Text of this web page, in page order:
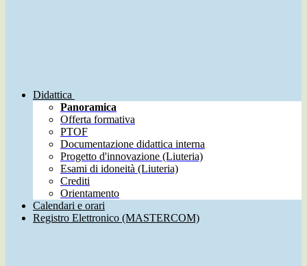
Didattica
Panoramica
Offerta formativa
PTOF
Documentazione didattica interna
Progetto d'innovazione (Liuteria)
Esami di idoneità (Liuteria)
Crediti
Orientamento
Calendari e orari
Registro Elettronico (MASTERCOM)